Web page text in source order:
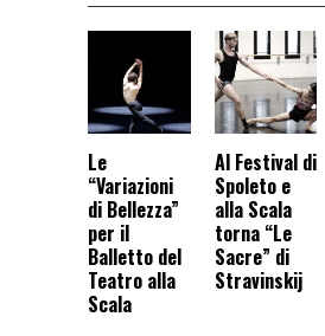
Le
“Variazioni
di Bellezza”
per il
Balletto del
Teatro alla
Scala
Al Festival di
Spoleto e
alla Scala
torna “Le
Sacre” di
Stravinskij